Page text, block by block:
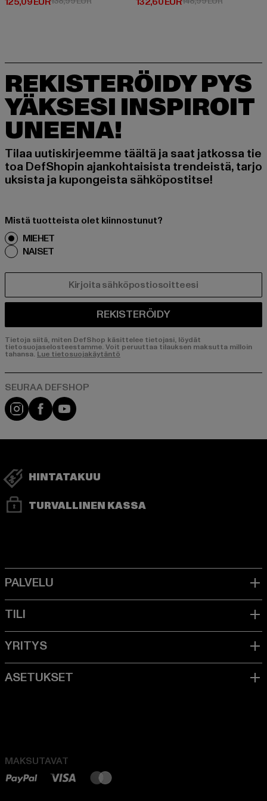
REKISTERÖIDY PYS
YÄKSESI INSPIROIT
UNEENA!
Tilaa uutiskirjeemme täältä ja saat jatkossa tie
toa DefShopin ajankohtaisista trendeistä, tarjo
uksista ja kupongeista sähköpostitse!
Mistä tuotteista olet kiinnostunut?
MIEHET
NAISET
REKISTERÖIDY
Tietoja siitä, miten DefShop käsittelee tietojasi, löydät
tietosuojaselosteestamme. Voit peruuttaa tilauksen maksutta milloin
tahansa. Lue tietosuojakäytäntö
Visit our Instagram page:
Visit our Facebook page:
Visit our YouTube channel:
HINTATAKUU
TURVALLINEN KASSA
MAKSUTAVAT